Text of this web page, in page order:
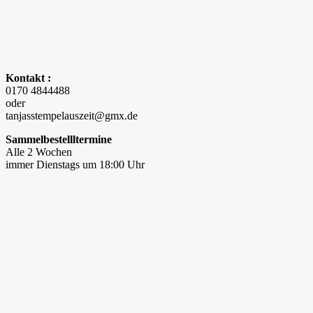
Kontakt :
0170 4844488
oder
tanjasstempelauszeit@gmx.de
Sammelbestellltermine
Alle 2 Wochen
immer Dienstags um 18:00 Uhr